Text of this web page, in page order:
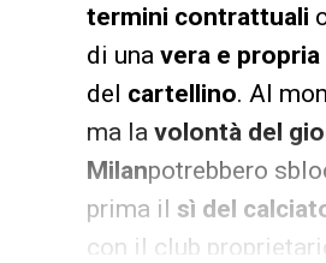
termini contrattuali
di una vera e
del cartellino. Al
ma la volontà del
Milanpotrebbero
prima il sì del
con il club